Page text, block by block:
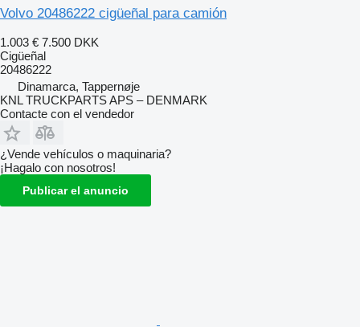
Volvo 20486222 cigüeñal para camión
1.003 € 7.500 DKK
Cigüeñal
20486222
Dinamarca, Tappernøje
KNL TRUCKPARTS APS – DENMARK
Contacte con el vendedor
¿Vende vehículos o maquinaria?
¡Hagalo con nosotros!
Publicar el anuncio